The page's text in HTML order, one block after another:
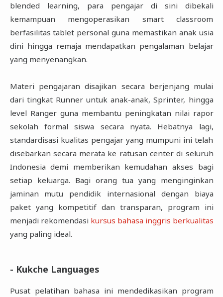
blended learning, para pengajar di sini dibekali
kemampuan mengoperasikan smart classroom
berfasilitas tablet personal guna memastikan anak usia
dini hingga remaja mendapatkan pengalaman belajar
yang menyenangkan.
Materi pengajaran disajikan secara berjenjang mulai
dari tingkat Runner untuk anak-anak, Sprinter, hingga
level Ranger guna membantu peningkatan nilai rapor
sekolah formal siswa secara nyata. Hebatnya lagi,
standardisasi kualitas pengajar yang mumpuni ini telah
disebarkan secara merata ke ratusan center di seluruh
Indonesia demi memberikan kemudahan akses bagi
setiap keluarga. Bagi orang tua yang menginginkan
jaminan mutu pendidik internasional dengan biaya
paket yang kompetitif dan transparan, program ini
menjadi rekomendasi kursus bahasa inggris berkualitas
yang paling ideal.
- Kukche Languages
Pusat pelatihan bahasa ini mendedikasikan program